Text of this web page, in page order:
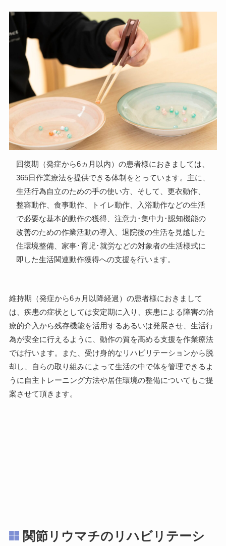
回復期（発症から6ヵ月以内）の患者様におきましては、
365日作業療法を提供できる体制をとっています。主に、
生活行為自立のための手の使い方、そして、更衣動作、
整容動作、食事動作、トイレ動作、入浴動作などの生活
で必要な基本的動作の獲得、注意力･集中力･認知機能の
改善のための作業活動の導入、退院後の生活を見越した
住環境整備、家事･育児･就労などの対象者の生活様式に
即した生活関連動作獲得への支援を行います。
維持期（発症から6ヵ月以降経過）の患者様におきまして
は、疾患の症状としては安定期に入り、疾患による障害の治
療的介入から残存機能を活用するあるいは発展させ、生活行
為が安全に行えるように、動作の質を高める支援を作業療法
では行います。また、受け身的なリハビリテーションから脱
却し、自らの取り組みによって生活の中で体を管理できるよ
うに自主トレーニング方法や居住環境の整備についてもご提
案させて頂きます。
関節リウマチのリハビリテーシ